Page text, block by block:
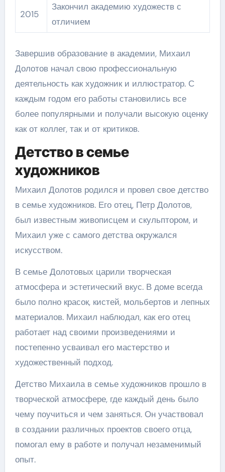
2015
Закончил академию художеств с
отличием
Завершив образование в академии, Михаил
Долотов начал свою профессиональную
деятельность как художник и иллюстратор. С
каждым годом его работы становились все
более популярными и получали высокую оценку
как от коллег, так и от критиков.
Детство в семье
художников
Михаил Долотов родился и провел свое детство
в семье художников. Его отец, Петр Долотов,
был известным живописцем и скульптором, и
Михаил уже с самого детства окружался
искусством.
В семье Долотовых царили творческая
атмосфера и эстетический вкус. В доме всегда
было полно красок, кистей, мольбертов и лепных
материалов. Михаил наблюдал, как его отец
работает над своими произведениями и
постепенно усваивал его мастерство и
художественный подход.
Детство Михаила в семье художников прошло в
творческой атмосфере, где каждый день было
чему поучиться и чем заняться. Он участвовал
в создании различных проектов своего отца,
помогал ему в работе и получал незаменимый
опыт.